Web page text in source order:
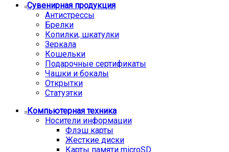
Сувенирная продукция
Антистрессы
Брелки
Копилки, шкатулки
Зеркала
Кошельки
Подарочные сертификаты
Чашки и бокалы
Открытки
Статуэтки
Компьютерная техника
Носители информации
Флэш карты
Жесткие диски
Карты памяти microSD